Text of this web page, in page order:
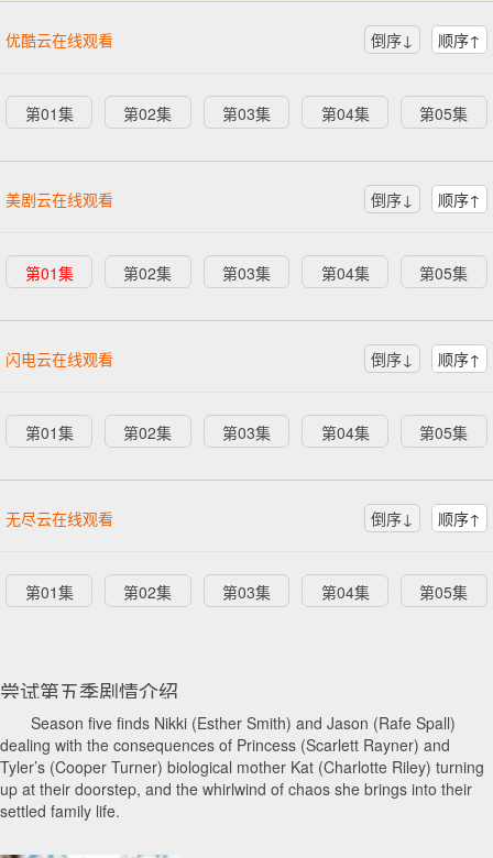
优酷云在线观看 倒序↓ 顺序↑
第01集 第02集 第03集 第04集 第05集
美剧云在线观看 倒序↓ 顺序↑
第01集 第02集 第03集 第04集 第05集
闪电云在线观看 倒序↓ 顺序↑
第01集 第02集 第03集 第04集 第05集
无尽云在线观看 倒序↓ 顺序↑
第01集 第02集 第03集 第04集 第05集
尝试第五季剧情介绍
Season five finds Nikki (Esther Smith) and Jason (Rafe Spall)
dealing with the consequences of Princess (Scarlett Rayner) and
Tyler’s (Cooper Turner) biological mother Kat (Charlotte Riley) turning
up at their doorstep, and the whirlwind of chaos she brings into their
settled family life.